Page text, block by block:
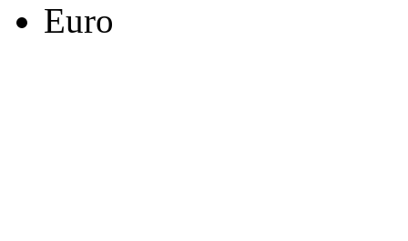
Euro